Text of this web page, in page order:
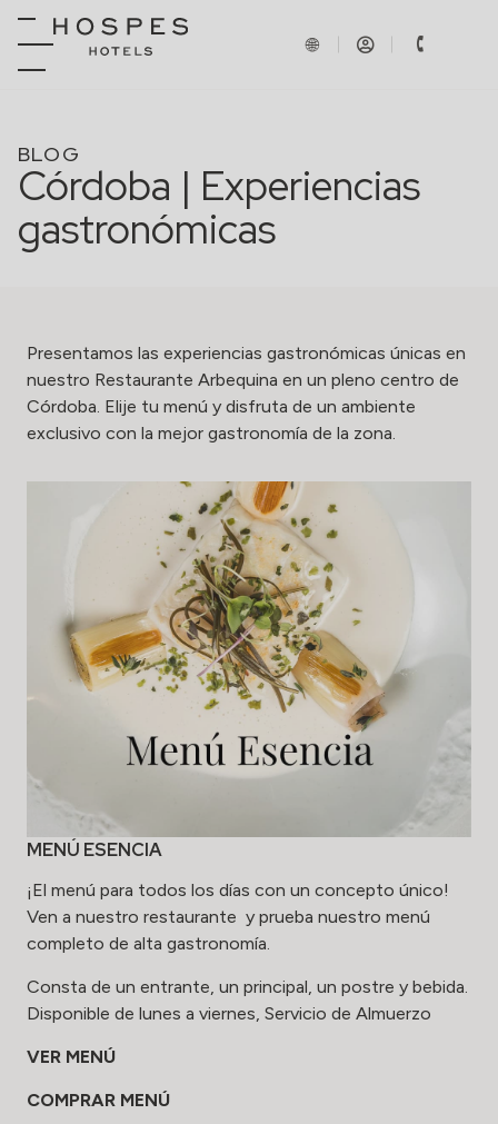
BLOG
Córdoba | Experiencias
gastronómicas
Presentamos las experiencias gastronómicas únicas en
nuestro Restaurante Arbequina en un pleno centro de
Córdoba. Elije tu menú y disfruta de un ambiente
exclusivo con la mejor gastronomía de la zona.
MENÚ ESENCIA
¡El menú para todos los días con un concepto único!
Ven a nuestro restaurante y prueba nuestro menú
completo de alta gastronomía.
Consta de un entrante, un principal, un postre y bebida.
Disponible de lunes a viernes, Servicio de Almuerzo
VER MENÚ
COMPRAR MENÚ